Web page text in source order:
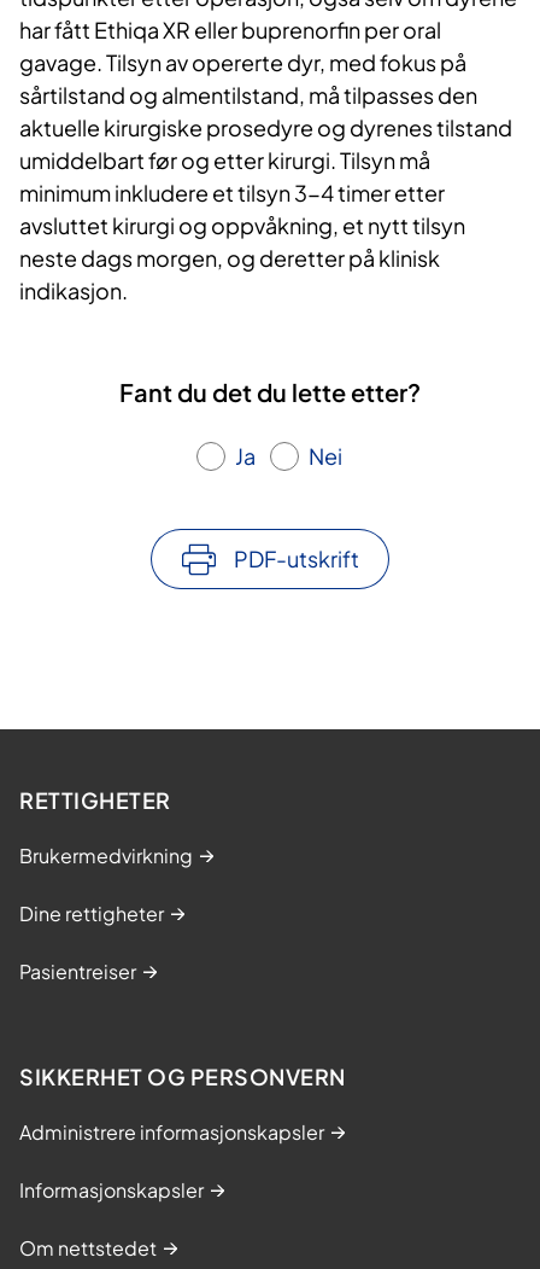
har fått Ethiqa XR eller buprenorfin per oral
gavage. Tilsyn av opererte dyr, med fokus på
sårtilstand og almentilstand, må tilpasses den
aktuelle kirurgiske prosedyre og dyrenes tilstand
umiddelbart før og etter kirurgi. Tilsyn må
minimum inkludere et tilsyn 3-4 timer etter
avsluttet kirurgi og oppvåkning, et nytt tilsyn
neste dags morgen, og deretter på klinisk
indikasjon.
Fant du det du lette etter?
Ja Nei
PDF-utskrift
RETTIGHETER
Brukermedvirkning
Dine rettigheter
Pasientreiser
SIKKERHET OG PERSONVERN
Administrere informasjonskapsler
Informasjonskapsler
Om nettstedet